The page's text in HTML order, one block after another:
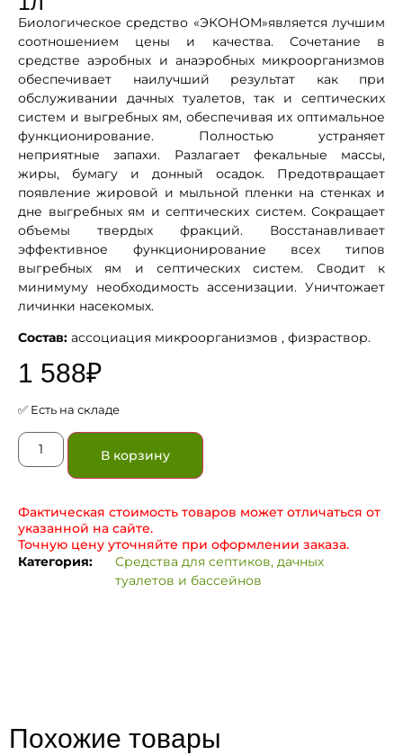
Биологическое средство «ЭКОНОМ»является лучшим
соотношением цены и качества. Сочетание в
средстве аэробных и анаэробных микроорганизмов
обеспечивает наилучший результат как при
обслуживании дачных туалетов, так и септических
систем и выгребных ям, обеспечивая их оптимальное
функционирование. Полностью устраняет
неприятные запахи. Разлагает фекальные массы,
жиры, бумагу и донный осадок. Предотвращает
появление жировой и мыльной пленки на стенках и
дне выгребных ям и септических систем. Сокращает
объемы твердых фракций. Восстанавливает
эффективное функционирование всех типов
выгребных ям и септических систем. Сводит к
минимуму необходимость ассенизации. Уничтожает
личинки насекомых.
Состав: ассоциация микроорганизмов , физраствор.
1 588₽
✅ Есть на складе
В корзину
Фактическая стоимость товаров может отличаться от
указанной на сайте.
Точную цену уточняйте при оформлении заказа.
Категория:
Средства для септиков, дачных
туалетов и бассейнов
Похожие товары